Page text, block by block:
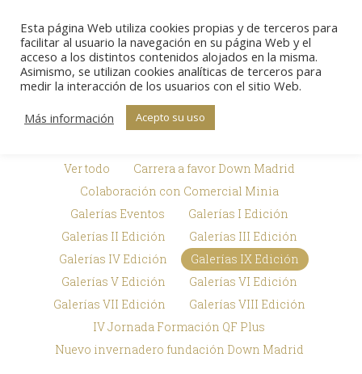
Galerías de
imágenes
Estás aquí:
Inicio
Premios Txema Elorza
Ver todo
Carrera a favor Down Madrid
Colaboración con Comercial Minia
Galerías Eventos
Galerías I Edición
Galerías II Edición
Galerías III Edición
Galerías IV Edición
Galerías IX Edición
Galerías V Edición
Galerías VI Edición
Galerías VII Edición
Galerías VIII Edición
IV Jornada Formación QF Plus
Nuevo invernadero fundación Down Madrid
Esta página Web utiliza cookies propias y de terceros para
facilitar al usuario la navegación en su página Web y el
acceso a los distintos contenidos alojados en la misma.
Asimismo, se utilizan cookies analíticas de terceros para
medir la interacción de los usuarios con el sitio Web.
Más información
Acepto su uso